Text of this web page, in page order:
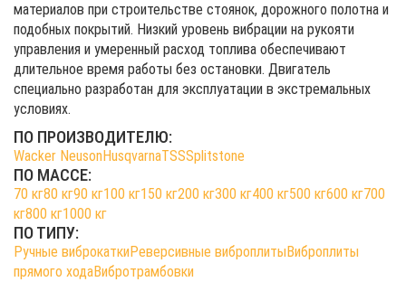
материалов при строительстве стоянок, дорожного полотна и
подобных покрытий. Низкий уровень вибрации на рукояти
управления и умеренный расход топлива обеспечивают
длительное время работы без остановки. Двигатель
специально разработан для эксплуатации в экстремальных
условиях.
ПО ПРОИЗВОДИТЕЛЮ:
Wacker Neuson HusqvarnaTSSSplitstone
ПО МАССЕ:
70 кг80 кг90 кг100 кг150 кг200 кг300 кг400 кг500 кг600 кг700
кг800 кг1000 кг
ПО ТИПУ:
Ручные виброкатки Реверсивные виброплиты Виброплиты
прямого ходаВибротрамбовки